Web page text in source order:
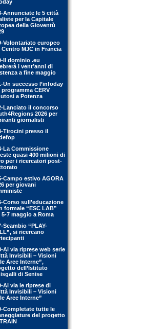
Annunciate le 5 città
per la Capitale
della Gioventù
Volontariato europeo
Centro MJC in Francia
Il dominio .eu
i vent’anni di
a fine maggio
Un successo l’infoday
programma CERV
a Potenza
Lanciato il concorso
2026 per
giornalisti
Tirocini presso il
La Commissione
quasi 400 milioni di
per i ricercatori post-
Campo estivo AGORA
per giovani
Corso sull’educazione
formale “ESC LAB”
5-7 maggio a Roma
Scambio “PLAY-
si ricercano
Al via riprese web serie
Invisibili – Visioni
Aree Interne”,
dell’Istituto
di Senise
Al via le riprese di
Invisibili – Visioni
Aree Interne”
Completate tutte le
del progetto